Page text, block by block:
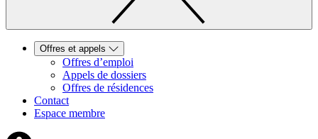
Offres et appels
Offres d’emploi
Appels de dossiers
Offres de résidences
Contact
Espace membre